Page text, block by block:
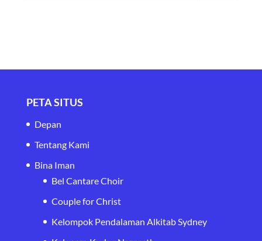
PETA SITUS
Depan
Tentang Kami
Bina Iman
Bel Cantare Choir
Couple for Christ
Kelompok Pendalaman Alkitab Sydney